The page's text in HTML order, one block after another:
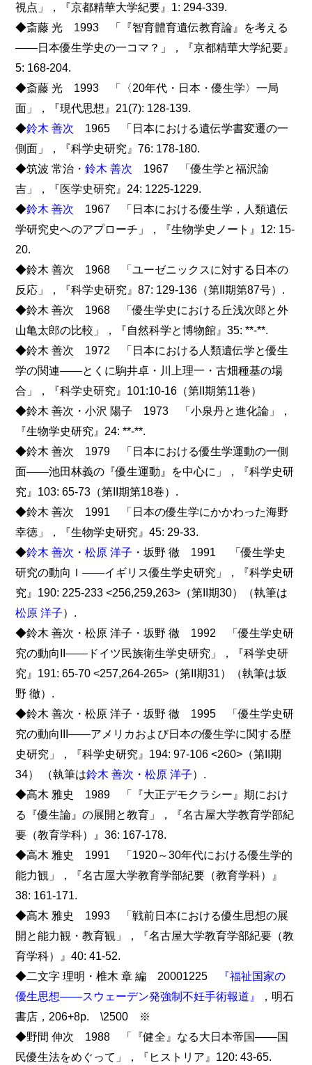
視点」，『京都精華大学紀要』1: 294-339.
◆斎藤 光 1993 「『智育體育遺伝教育論』を考える
――日本優生学史の一コマ？」，『京都精華大学紀要』
5: 168-204.
◆斎藤 光 1993 「〈20年代・日本・優生学〉一局
面」，『現代思想』21(7): 128-139.
◆鈴木 善次 1965 「日本における遺伝学書変遷の一
側面」，『科学史研究』76: 178-180.
◆筑波 常治・鈴木 善次 1967 「優生学と福沢諭
吉」，『医学史研究』24: 1225-1229.
◆鈴木 善次 1967 「日本における優生学，人類遺伝
学研究史へのアプローチ」，『生物学史ノート』12: 15-
20.
◆鈴木 善次 1968 「ユーゼニックスに対する日本の
反応」，『科学史研究』87: 129-136（第II期第87号）.
◆鈴木 善次 1968 「優生学史における丘浅次郎と外
山亀太郎の比較」，『自然科学と博物館』35: **-**.
◆鈴木 善次 1972 「日本における人類遺伝学と優生
学の関連――とくに駒井卓・川上理一・古畑種基の場
合」，『科学史研究』101:10-16（第II期第11巻）
◆鈴木 善次・小沢 陽子 1973 「小泉丹と進化論」，
『生物学史研究』24: **-**.
◆鈴木 善次 1979 「日本における優生学運動の一側
面――池田林義の『優生運動』を中心に」，『科学史研
究』103: 65-73（第II期第18巻）.
◆鈴木 善次 1991 「日本の優生学にかかわった海野
幸徳」，『生物学史研究』45: 29-33.
◆鈴木 善次 ・松原 洋子 ・坂野 徹 1991 「優生学史
研究の動向Ｉ――イギリス優生学史研究」，『科学史研
究』190: 225-233 <256,259,263>（第II期30）（執筆は
松原 洋子）.
◆鈴木 善次・松原 洋子・坂野 徹 1992 「優生学史研
究の動向II――ドイツ民族衛生学史研究」，『科学史研
究』191: 65-70 <257,264-265>（第II期31）（執筆は坂
野 徹）.
◆鈴木 善次・松原 洋子・坂野 徹 1995 「優生学史研
究の動向III――アメリカおよび日本の優生学に関する歴
史研究」，『科学史研究』194: 97-106 <260>（第II期
34） （執筆は鈴木 善次 ・松原 洋子）.
◆高木 雅史 1989 「『大正デモクラシー』期におけ
る『優生論』の展開と教育」，『名古屋大学教育学部紀
要（教育学科）』36: 167-178.
◆高木 雅史 1991 「1920～30年代における優生学的
能力観」，『名古屋大学教育学部紀要（教育学科）』
38: 161-171.
◆高木 雅史 1993 「戦前日本における優生思想の展
開と能力観・教育観」，『名古屋大学教育学部紀要（教
育学科）』40: 41-52.
◆二文字 理明・椎木 章 編 20001225
『福祉国家の
優生思想――スウェーデン発強制不妊手術報道』
，明石
書店，206+8p. \2500 ※
◆野間 伸次 1988 「『健全』なる大日本帝国――国
民優生法をめぐって」，『ヒストリア』120: 43-65.